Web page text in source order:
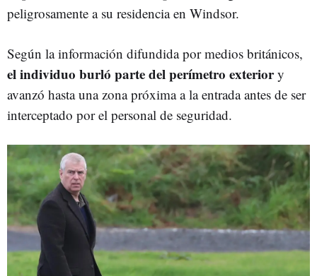
peligrosamente a su residencia en Windsor.
Según la información difundida por medios británicos,
el individuo burló parte del perímetro exteriory
avanzó hasta una zona próxima a la entrada antes de ser
interceptado por el personal de seguridad.